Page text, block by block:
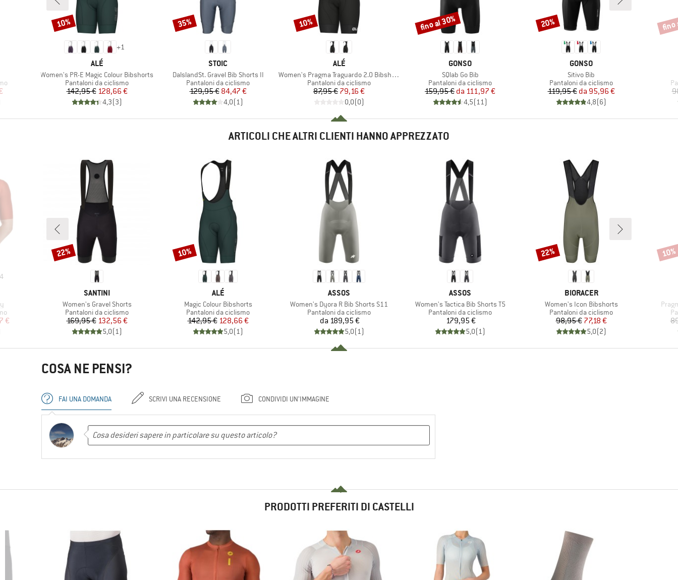
+1
MARCHIO
ALÉ
Articolo
Women's PR-E Magic Colour Bibshorts
Gruppo di prodotti
Pantaloni da ciclismo
Prezzo
142,95 €Prezzo ridotto
128,66 €
4,3(3)
Sconto
10%
MARCHIO
STOIC
Articolo
DalslandSt. Gravel Bib Shorts II
Gruppo di prodotti
Pantaloni da ciclismo
Prezzo
129,95 €Prezzo ridotto
84,47 €
4,0(1)
Sconto
35%
MARCHIO
ALÉ
Articolo
Women's Pragma Traguardo 2.0 Bibshorts
Gruppo di prodotti
Pantaloni da ciclismo
Prezzo
87,95 € Prezzo ridotto
79,16 €
0,0(0)
Sconto
10%
MARCHIO
GONSO
Articolo
SQlab Go Bib
Gruppo di prodotti
Pantaloni da ciclismo
Prezzo
159,95 € Prezzo ridotto
da 111,97 €
4,5(11)
Sconto
fino al 30%
MARCHIO
GONSO
Articolo
Sitivo Bib
Gruppo di prodotti
Pantaloni da ciclismo
Prezzo
119,95 € Prezzo ridotto
da 95,96 €
4,8(6)
Sconto
20% fino
ARTICOLI CHE ALTRI CLIENTI HANNO APPREZZATO
4
€
MARCHIO
SANTINI
Articolo
Women's Gravel Shorts
Gruppo di prodotti
Pantaloni da ciclismo
Prezzo
169,95 €Prezzo ridotto
132,56 €
5,0(1)
Sconto
22%
MARCHIO
ALÉ
Articolo
Magic Colour Bibshorts
Gruppo di prodotti
Pantaloni da ciclismo
Prezzo
142,95 €Prezzo ridotto
128,66 €
5,0(1)
Sconto
10%
MARCHIO
ASSOS
Articolo
Women's Dyora R Bib Shorts S11
Gruppo di prodotti
Pantaloni da ciclismo
Prezzo
da 189,95 €
5,0(1)
MARCHIO
ASSOS
Articolo
Women's Tactica Bib Shorts T5
Gruppo di prodotti
Pantaloni da ciclismo
Prezzo
179,95 €
5,0(1)
MARCHIO
BIORACER
Articolo
Women's Icon Bibshorts
Gruppo di prodotti
Pantaloni da ciclismo
Prezzo
98,95 €Prezzo ridotto
77,18 €
5,0(2)
Sconto
22% 10%
COSA NE PENSI?
FAI UNA DOMANDA SCRIVI UNA RECENSIONE CONDIVIDI UN'IMMAGINE
PRODOTTI PREFERITI DI CASTELLI